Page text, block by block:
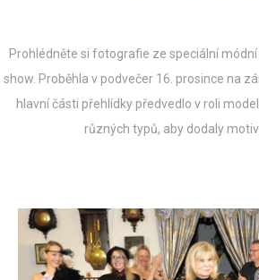
Prohlédněte si fotografie ze speciální
show. Proběhla v podvečer 16. prosince na
hlavní části přehlídky předvedlo v roli
různých typů, aby dodaly